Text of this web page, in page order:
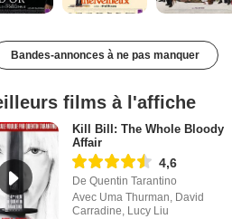
Bandes-annonces à ne pas manquer
films à l'affiche
Kill Bill: The Whole Bloody
Affair
4,6
De Quentin Tarantino
Avec Uma Thurman, David
Carradine, Lucy Liu